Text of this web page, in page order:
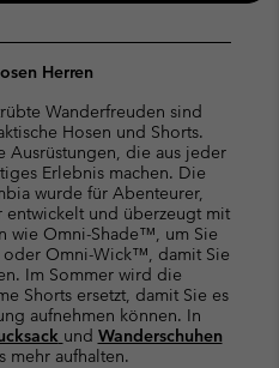
Herren
Wanderfreuden sind
Hosen und Shorts.
Ausrüstungen, die aus jeder
Erlebnis machen. Die
wurde für Abenteurer,
und überzeugt mit
wie Omni-Shade™, um Sie
oder Omni-Wick™, damit Sie
Im Sommer wird die
Shorts ersetzt, damit Sie es
aufnehmen können. In
und Wanderschuhen
mehr aufhalten.